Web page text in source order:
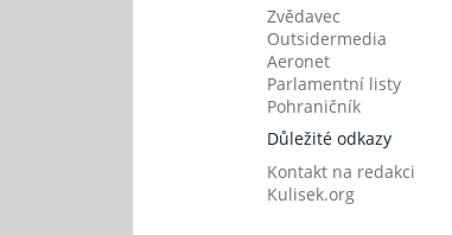
Zvědavec
Outsidermedia
Aeronet
Parlamentní listy
Pohraničník
Důležité odkazy
Kontakt na redakci
Kulisek.org